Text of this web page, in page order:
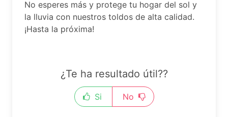
No esperes más y protege tu hogar del sol y
la lluvia con nuestros toldos de alta calidad.
¡Hasta la próxima!
¿Te ha resultado útil??
Si No